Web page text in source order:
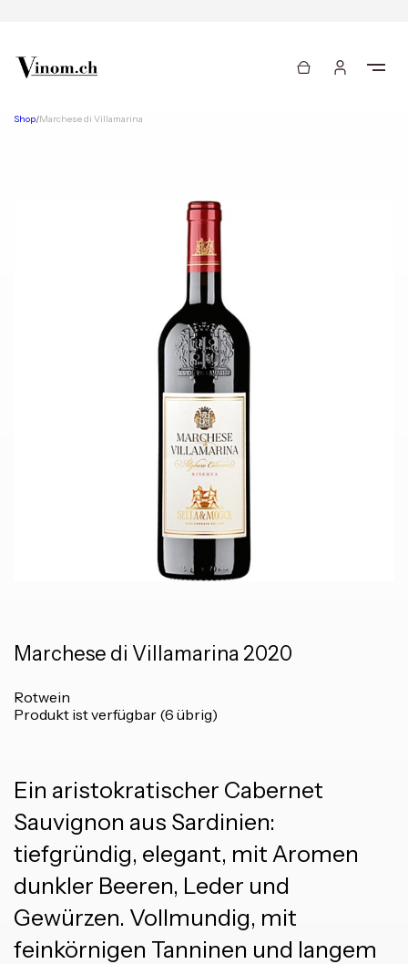
Shop/Marchese di Villamarina
Marchese di Villamarina 2020
Rotwein
Produkt ist verfügbar (6 übrig)
Ein aristokratischer Cabernet
Sauvignon aus Sardinien:
tiefgründig, elegant, mit Aromen
dunkler Beeren, Leder und
Gewürzen. Vollmundig, mit
feinkörnigen Tanninen und langem